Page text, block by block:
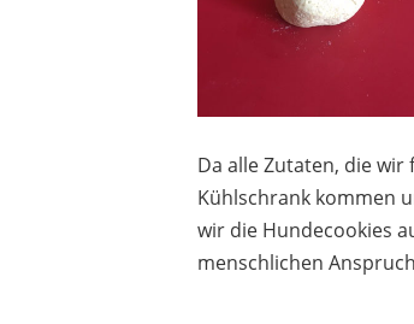
Da alle Zutaten, die
Kühlschrank kommen
wir die Hundecookies
menschlichen